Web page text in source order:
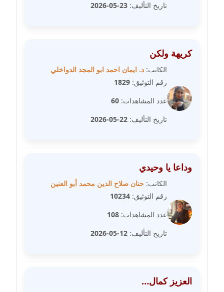
مدونة عبد الرحمن محمد
مدونة عبد الكريم موسى
عاملة
مدونة عبد الوهاب بدر
عاملة
مدونة عبير بسيوني
عاملة
مدونة عبير عبد الرحيم (ماعت)
مدونة عبير عزاوي
عاملة
تاريخ التأليف: 23-05-2026
كريهة ولكن
الكاتب: د. ايمان احمد ابو المجد الدواخلي
رقم التوثيق: 1829
عدد المشاهدات: 60
تاريخ التأليف: 22-05-2026
وداعا يا وحيدي
الكاتب: حنان صلاح الدين محمد أبو العنين
رقم التوثيق: 10234
عدد المشاهدات: 108
تاريخ التأليف: 12-05-2026
العزيز كمال…